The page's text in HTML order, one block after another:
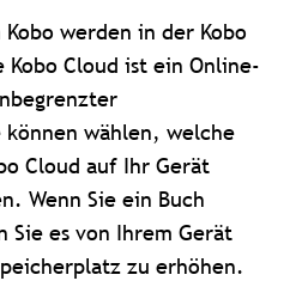
werden in der Kobo
Cloud ist ein Online-
wählen, welche
Cloud auf Ihr Gerät
Wenn Sie ein Buch
Sie es von Ihrem Gerät
zu erhöhen.